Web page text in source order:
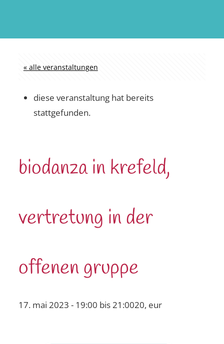
« alle veranstaltungen
diese veranstaltung hat bereits
stattgefunden.
biodanza in krefeld,
vertretung in der
offenen gruppe
17. mai 2023 - 19:00 bis21:0020, eur